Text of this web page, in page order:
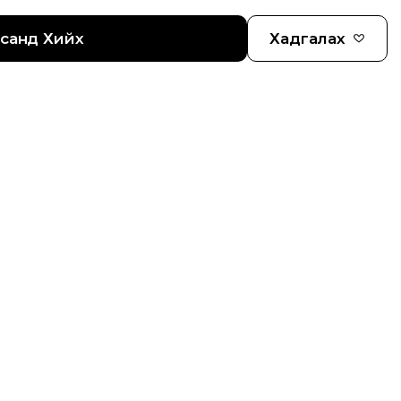
Хийх Хадгалах